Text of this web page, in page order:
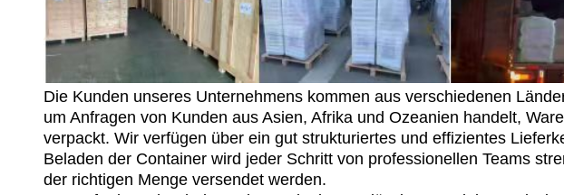
Die Kunden unseres Unternehmens kommen aus verschiedenen
um Anfragen von Kunden aus Asien, Afrika und Ozeanien handelt,
verpackt. Wir verfügen über ein gut strukturiertes und effizientes
Beladen der Container wird jeder Schritt von professionellen Teams
der richtigen Menge versendet werden.